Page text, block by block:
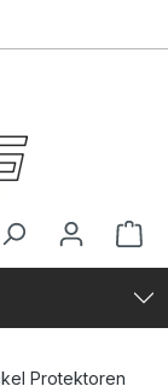
Protektoren